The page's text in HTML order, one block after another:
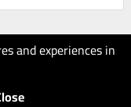
and experiences in